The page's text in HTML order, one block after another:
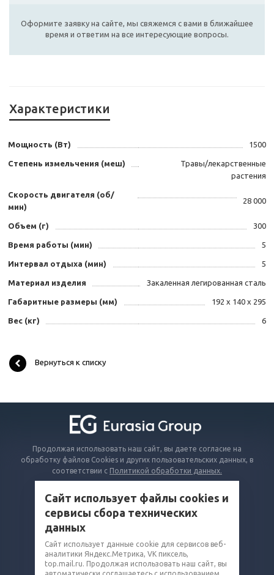
Оформите заявку на сайте, мы свяжемся с вами в ближайшее
время и ответим на все интересующие вопросы.
Характеристики
Мощность (Вт) 1500
Степень измельчения (меш)
Травы/лекарственные
растения
Скорость двигателя (об/
мин)
28 000
Объем (г) 300
Время работы (мин) 5
Интервал отдыха (мин) 5
Материал изделия Закаленная легированная сталь
Габаритные размеры (мм) 192 х 140 х 295
Вес (кг) 6
Вернуться к списку
Продолжая использовать наш сайт, вы даете согласие на
обработку файлов Cookies и других пользовательских данных, в
соответствии с Политикой обработки данных.
КОМПАНИЯ
КОНТАКТЫ
Сайт использует файлы cookies и
сервисы сбора технических
данных
Сайт использует данные cookie для сервисов веб-
аналитики Яндекс.Метрика, VK пиксель,
top.mail.ru. Продолжая использовать наш сайт, вы